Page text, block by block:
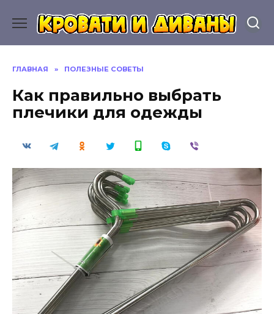
содержанию
ГЛАВНАЯ » ПОЛЕЗНЫЕ СОВЕТЫ
Как правильно выбрать
плечики для одежды